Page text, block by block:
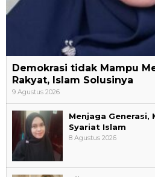
Demokrasi tidak Mampu
Rakyat, Islam Solusinya
9 Agustus 2026
Menjaga Generasi,
Syariat Islam
8 Agustus 2026